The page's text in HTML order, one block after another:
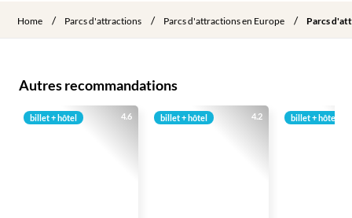
Home / Parcs d'attractions / Parcs d'attractions en Europe / Parcs
Autres recommandations
4.6
billet + hôtel 4.2
billet + hôtel billet + hôtel